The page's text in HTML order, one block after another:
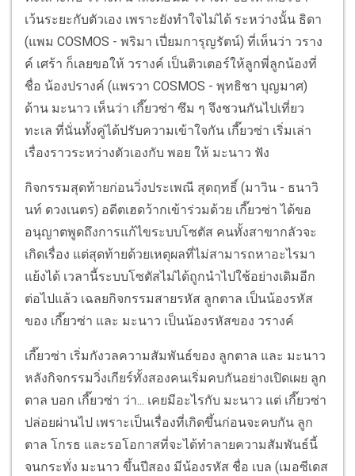
เว้นระยะกับตัวเอง เพราะยังทำใจไม่ได้ ระหว่างนั้น ธิดา
(แพม COSMOS - พริมา เปี่ยมการุญรัตน์) ที่เห็นว่า วราง
ค์ เศร้า ก็เลยขอให้ วรางค์ เป็นติวเตอร์ให้ลูกพี่ลูกน้องที่
ชื่อ น้องปรางค์ (แพรวา COSMOS - พุทธิชา บุญมาศ)
ด้าน มะนาว เห็นว่า เกี๊ยวซ่า ซึม ๆ จึงชวนกันไปเที่ยว
ทะเล ที่นั่นทั้งคู่ได้ปรับความเข้าใจกัน เกี๊ยวซ่า เริ่มเล่า
เรื่องราวระหว่างตัวเองกับ พอย ให้ มะนาว ฟัง
กิจกรรมสุดท้ายก่อนวิ่งประเพณี สุดฤทธิ์ (มาวิน - ธนาวิ
นท์ ดวงเนตร) อดีตเฮดว้ากเข้าร่วมด้วย เกี๊ยวซ่า ได้ขอ
อนุญาตพูดถึงการแก้ไขระบบโซตัส คนทั้งสาขากลัวจะ
เกิดเรื่อง แต่สุดท้ายด้วยเหตุผลที่ไม่สามารถหาอะไรมา
แย้งได้ เวลานี้ระบบโซตัสไม่ได้ถูกนำไปใช้อย่างเดิมอีก
ต่อไปแล้ว เฉลยกิจกรรมสายรหัส ลูกตาล เป็นน้องรหัส
ของ เกี๊ยวซ่า และ มะนาว เป็นน้องรหัสของ วรางค์
เกี๊ยวซ่า เริ่มกังวลความสัมพันธ์ของ ลูกตาล และ มะนาว
หลังกิจกรรมวิ่งเกียร์ทั้งสองคนเริ่มคบกันอย่างเปิดเผย ลูก
ตาล บอก เกี๊ยวซ่า ว่า... เคยมีอะไรกับ มะนาว แต่ เกี๊ยวซ่า
ปล่อยผ่านไป เพราะเป็นเรื่องที่เกิดขึ้นก่อนจะคบกัน ลูก
ตาล โกรธ และรอโอกาสที่จะได้ทำลายความสัมพันธ์นี้
จนกระทั่ง มะนาว ขึ้นปีสอง มีน้องรหัส ชื่อ เบล (เมอซีเดส